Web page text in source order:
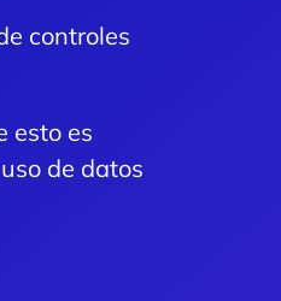
controles
esto es
de datos